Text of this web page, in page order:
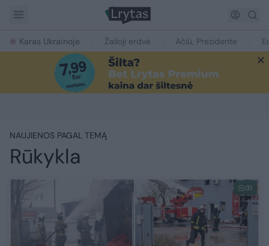
Karas Ukrainoje Žalioji erdvė Ačiū, Prezidente
NAUJIENOS PAGAL TEMĄ
Rūkykla
31